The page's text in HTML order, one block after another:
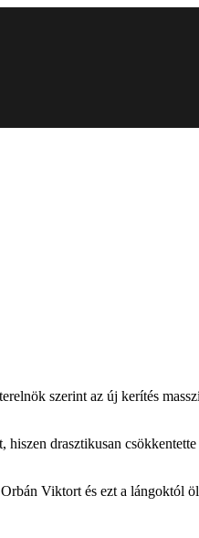
szerint az új kerítés
drasztikusan
Viktort és ezt a lángoktól